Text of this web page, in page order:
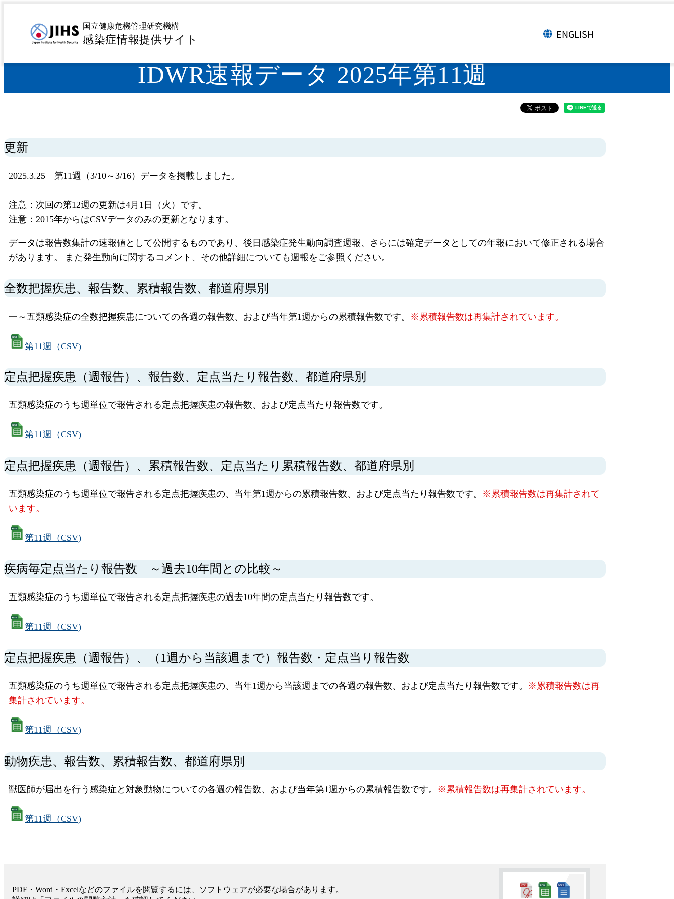
国立健康危機管理研究機構
感染症情報提供サイト 言語切り替え
ENGLISH
トップページ> サーベイランス>感染症発生動向調査 週報（IDWR）
IDWR速報データ 2025年第11週
更新
2025.3.25 第11週（3/10～3/16）データを掲載しました。
注意：次回の第12週の更新は4月1日（火）です。
注意：2015年からはCSVデータのみの更新となります。
データは報告数集計の速報値として公開するものであり、後日感染症発生動向調査週報、さらには確定データとしての年報において修正される場合
があります。 また発生動向に関するコメント、その他詳細についても週報をご参照ください。
全数把握疾患、報告数、累積報告数、都道府県別
一～五類感染症の全数把握疾患についての各週の報告数、および当年第1週からの累積報告数です。 ※累積報告数は再集計されています。
第11週（CSV)
定点把握疾患（週報告）、報告数、定点当たり報告数、都道府県別
五類感染症のうち週単位で報告される定点把握疾患の報告数、および定点当たり報告数です。
第11週（CSV)
定点把握疾患（週報告）、累積報告数、定点当たり累積報告数、都道府県別
五類感染症のうち週単位で報告される定点把握疾患の、当年第1週からの累積報告数、および定点当たり報告数です。 ※累積報告数は再集計されて
います。
第11週（CSV)
疾病毎定点当たり報告数 ～過去10年間との比較～
五類感染症のうち週単位で報告される定点把握疾患の過去10年間の定点当たり報告数です。
第11週（CSV)
定点把握疾患（週報告）、（1週から当該週まで）報告数・定点当り報告数
五類感染症のうち週単位で報告される定点把握疾患の、当年1週から当該週までの各週の報告数、および定点当たり報告数です。 ※累積報告数は再
集計されています。
第11週（CSV)
動物疾患、報告数、累積報告数、都道府県別
獣医師が届出を行う感染症と対象動物についての各週の報告数、および当年第1週からの累積報告数です。 ※累積報告数は再集計されています。
第11週（CSV)
PDF・Word・Excelなどのファイルを閲覧するには、ソフトウェアが必要な場合があります。